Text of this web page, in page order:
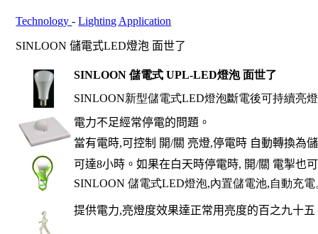
Technology-Lighting Application
SINLOON 儲電式LED燈泡 面世了
SINLOON儲電式 UPL-LED燈泡 面世了
SINLOON新型儲電式LED燈泡斷電後可持續亮燈
電力不足經常停電的問題。
當有電時,可控制 開/關 亮燈,停電時 自動轉換為
可達8小時。如果在白天時停電時, 開/關 電掣也
SINLOON儲電式LED燈泡,內置儲電池,自動充
提供電力,亮燈度效果達正常用亮度的百之九十五